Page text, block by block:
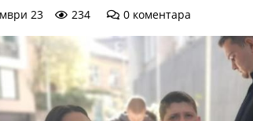
23 234 0 коментара